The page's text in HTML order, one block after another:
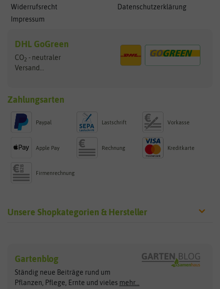
Widerrufsrecht
Impressum
Datenschutzerklärung
DHL GoGreen
CO2 - neutraler
Versand...
Zahlungsarten
Paypal Lastschrift Vorkasse
Apple Pay Rechnung Kreditkarte
Firmenrechnung
Unsere Shopkategorien & Hersteller
Exotische Samen
Gemüsesamen
Gründünger
Arche Noah
ASB Greenworld
Clever Pots
COMPO
Gartenblog
Ständig neue Beiträge rund um
Pflanzen, Pflege, Ernte und vieles mehr...